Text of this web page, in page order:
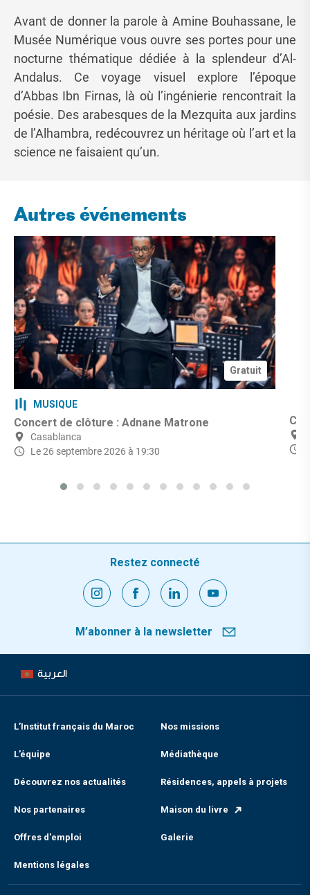
Avant de donner la parole à Amine Bouhassane, le
Musée Numérique vous ouvre ses portes pour une
nocturne thématique dédiée à la splendeur d’Al-
Andalus. Ce voyage visuel explore l’époque
d’Abbas Ibn Firnas, là où l’ingénierie rencontrait la
poésie. Des arabesques de la Mezquita aux jardins
de l’Alhambra, redécouvrez un héritage où l’art et la
science ne faisaient qu’un.
Autres événements
Gratuit
MUSIQUE
Concert de clôture : Adnane Matrone
Casablanca
Le 26 septembre 2026 à 19:30
Restez connecté
M’abonner à la newsletter
العربية
L’Institut français du Maroc Nos missions
L’équipe Médiathèque
Découvrez nos actualités Résidences, appels à projets
Nos partenaires Maison du livre
Offres d'emploi Galerie
Mentions légales